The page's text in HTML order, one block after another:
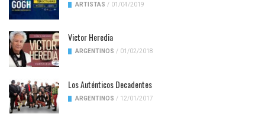
ARTISTAS / 01/04/2019
Victor Heredia
ARGENTINOS / 01/02/2018
Los Auténticos Decadentes
ARGENTINOS / 12/01/2017